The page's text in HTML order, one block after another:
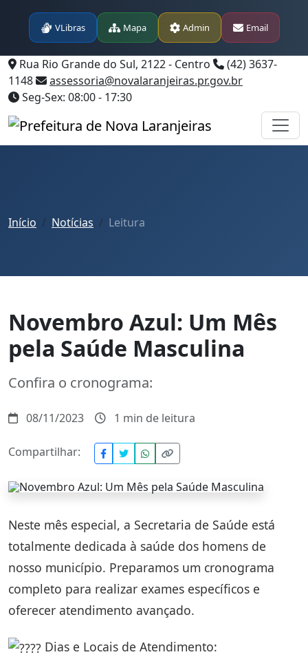
VLibras Mapa Admin Email
Rua Rio Grande do Sul, 2122 - Centro
(42) 3637-
1148
assessoria@novalaranjeiras.pr.gov.br
Seg-Sex: 08:00 - 17:30
Início Notícias Leitura
Novembro Azul: Um Mês
pela Saúde Masculina
Confira o cronograma:
08/11/2023 1 min de leitura
Compartilhar:
Neste mês especial, a Secretaria de Saúde está
totalmente dedicada à saúde dos homens de
nosso município. Preparamos um cronograma
completo para realizar exames específicos e
oferecer atendimento avançado.
Dias e Locais de Atendimento: